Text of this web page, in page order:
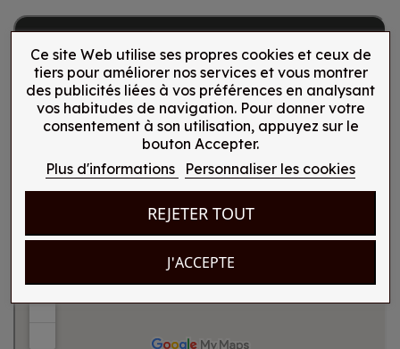
Ce site Web utilise ses propres cookies et ceux de
tiers pour améliorer nos services et vous montrer
des publicités liées à vos préférences en analysant
vos habitudes de navigation. Pour donner votre
consentement à son utilisation, appuyez sur le
bouton Accepter.
Plus d'informations
Personnaliser les cookies
REJETER TOUT
J'ACCEPTE